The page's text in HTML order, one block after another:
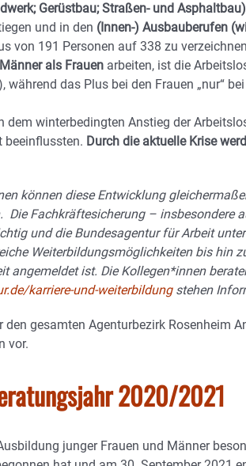
Gerüstbau; Straßen- und Asphaltbau)
und in den (Innen-) Ausbauberufen
von 191 Personen auf 338 zu
als Frauen arbeiten, ist die
das Plus bei den Frauen „nur“
dem winterbedingten Anstieg der
beeinflussten. Durch die aktuelle Krise
können diese Entwicklung
Fachkräftesicherung – insbesondere
und die Bundesagentur für Arbeit
Weiterbildungsmöglichkeiten bis hin
angemeldet ist. Die Kollegen*innen
karriere-und-weiterbildungstehen
gesamten Agenturbezirk Rosenheim
vor.
2020/2021
junger Frauen und Männer